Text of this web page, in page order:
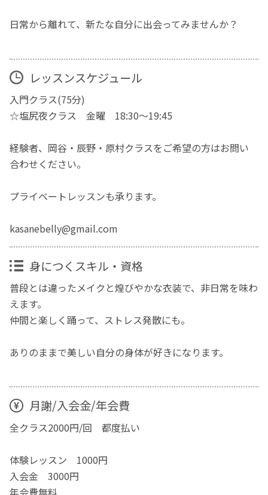
日常から離れて、新たな自分に出会ってみませんか？
レッスンスケジュール
入門クラス(75分)
☆塩尻夜クラス 金曜 18:30〜19:45
経験者、岡谷・辰野・原村クラスをご希望の方はお問い
合わせください。
プライベートレッスンも承ります。
kasanebelly@gmail.com
身につくスキル・資格
普段とは違ったメイクと煌びやかな衣装で、非日常を味わ
えます。
仲間と楽しく踊って、ストレス発散にも。
ありのままで美しい自分の身体が好きになります。
月謝/入会金/年会費
全クラス2000円/回 都度払い
体験レッスン 1000円
入会金 3000円
年会費無料